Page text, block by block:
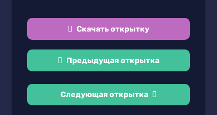
Скачать открытку
Предыдущая открытка
Следующая открытка